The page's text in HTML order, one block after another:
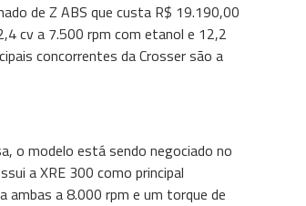
de Z ABS que custa R$ 19.190,00
cv a 7.500 rpm com etanol e 12,2
concorrentes da Crosser são a
o modelo está sendo negociado no
a XRE 300 como principal
ambas a 8.000 rpm e um torque de